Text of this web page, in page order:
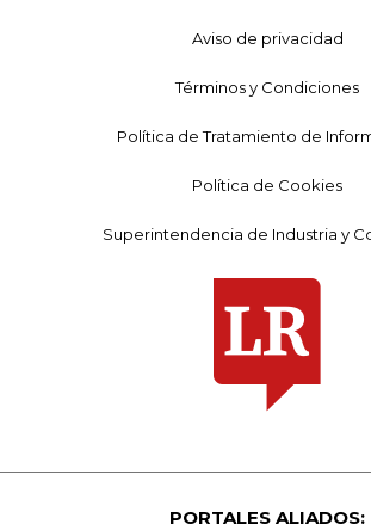
Aviso de privacidad
Términos y Condiciones
Política de Tratamiento de
Política de Cookies
Superintendencia de Industria y
PORTALES ALIADOS: